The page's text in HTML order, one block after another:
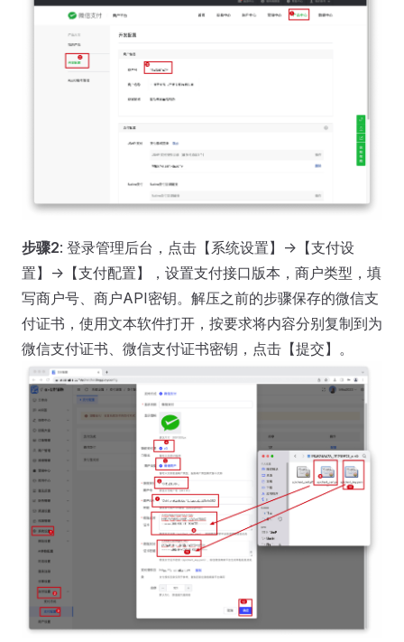
步骤2: 登录管理后台，点击【系统设置】->【支付设
置】->【支付配置】，设置支付接口版本，商户类型，填
写商户号、商户API密钥。解压之前的步骤保存的微信支
付证书，使用文本软件打开，按要求将内容分别复制到为
微信支付证书、微信支付证书密钥，点击【提交】。